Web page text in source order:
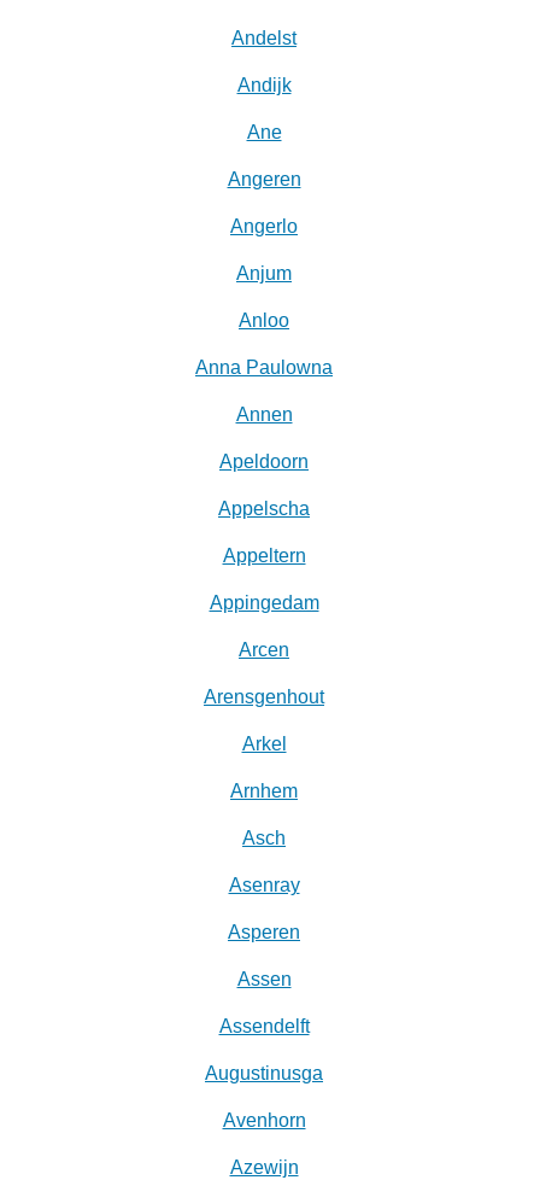
Andelst
Andijk
Ane
Angeren
Angerlo
Anjum
Anloo
Anna Paulowna
Annen
Apeldoorn
Appelscha
Appeltern
Appingedam
Arcen
Arensgenhout
Arkel
Arnhem
Asch
Asenray
Asperen
Assen
Assendelft
Augustinusga
Avenhorn
Azewijn